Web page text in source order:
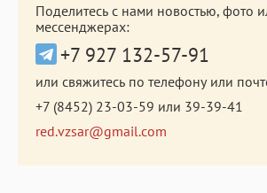
Поделитесь с нами новостью, фото
мессенджерах:
+7 927 132-57-91
или свяжитесь по телефону или
+7 (8452) 23-03-59 или 39-39-41
red.vzsar@gmail.com